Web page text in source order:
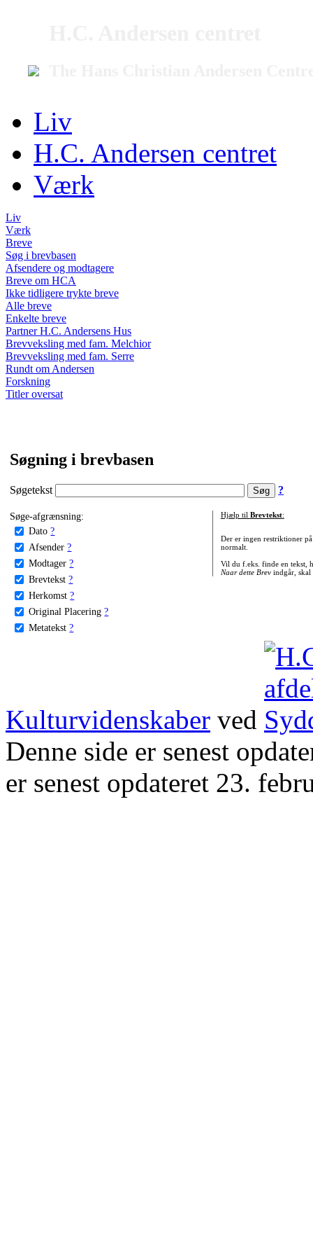
Liv
H.C. Andersen centret
Værk
Liv
Værk
Breve
Søg i brevbasen
Afsendere og modtagere
Breve om HCA
Ikke tidligere trykte breve
Alle breve
Enkelte breve
Partner H.C. Andersens Hus
Brevveksling med fam. Melchior
Brevveksling med fam. Serre
Rundt om Andersen
Forskning
Titler oversat
Søgning i brevbasen
Søgetekst ?
Søge-afgrænsning:
Dato ?
Afsender ?
Modtager ?
Brevtekst ?
Herkomst ?
Original Placering ?
Metatekst ?
Hjælp til Brevtekst:
Der er ingen restriktioner
normalt.
Vil du f.eks. finde en tekst,
Naar dette Brevindgår, skal
Kulturvidenskaber ved
Denne side er senest
er senest opdateret 23.